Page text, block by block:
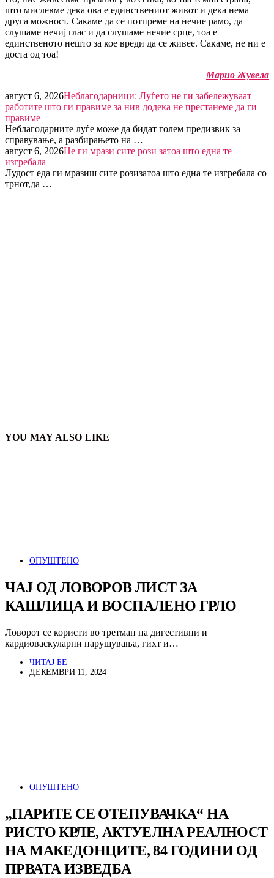
што мислевме дека ова е единствениот живот и дека нема
друга можност. Сакаме да се потпреме на нечие рамо, да
слушаме нечиј глас и да слушаме нечие срце, тоа е
единственото нешто за кое вреди да се живее. Сакаме, не ни е
доста од тоа!
Марио Жувела
август 6, 2026Неблагодарници: Луѓето не ги забележуваат
работите што ги правиме за нив додека не престанеме да ги
правиме
Неблагодарните луѓе може да бидат голем предизвик за
справување, а разбирањето на …
август 6, 2026Не ги мрази сите рози затоа што една те
изгребала
Лудост еда ги мразиш сите розизатоа што една те изгребала со
трнот,да …
YOU MAY ALSO LIKE
ОПУШТЕНО
ЧАЈ ОД ЛОВОРОВ ЛИСТ ЗА
КАШЛИЦА И ВОСПАЛЕНО ГРЛО
Ловорот се користи во третман на дигестивни и
кардиоваскуларни нарушувања, гихт и…
ЧИТАЈ БЕ
ДЕКЕМВРИ 11, 2024
ОПУШТЕНО
„ПАРИТЕ СЕ ОТЕПУВАЧКА“ НА
РИСТО КРЛЕ, АКТУЕЛНА РЕАЛНОСТ
НА МАКЕДОНЦИТЕ, 84 ГОДИНИ ОД
ПРВАТА ИЗВЕДБА